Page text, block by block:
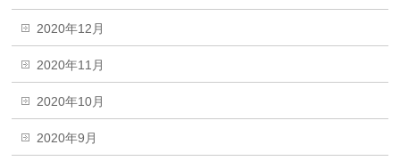
2020年12月
2020年11月
2020年10月
2020年9月